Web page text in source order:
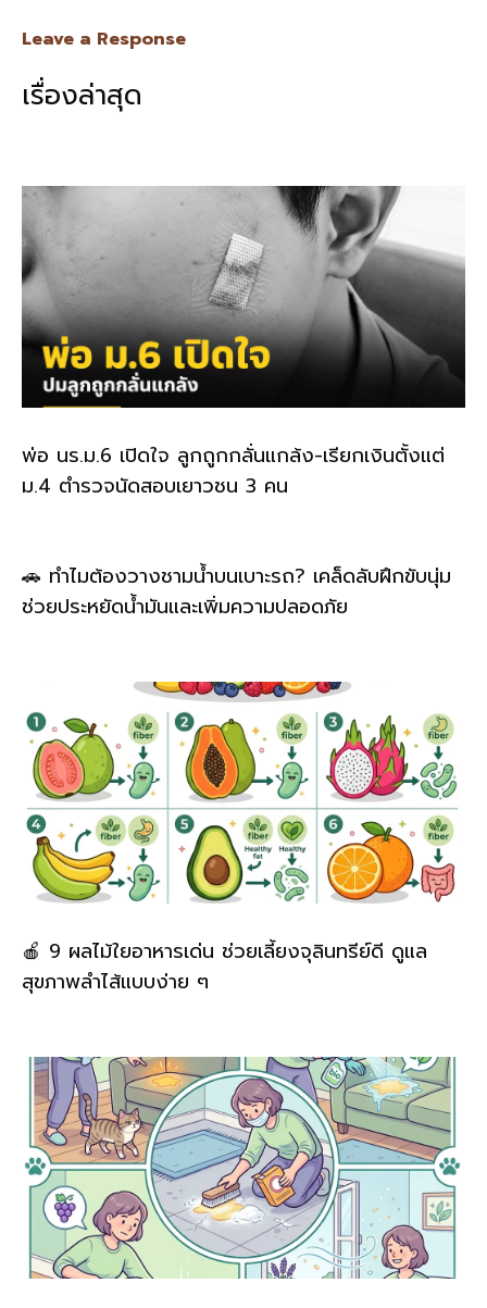
k
Leave a Response
เรื่องล่าสุด
พ่อ นร.ม.6 เปิดใจ ลูกถูกกลั่นแกล้ง-เรียกเงินตั้งแต่
ม.4 ตำรวจนัดสอบเยาวชน 3 คน
🚗 ทำไมต้องวางชามน้ำบนเบาะรถ? เคล็ดลับฝึกขับนุ่ม
ช่วยประหยัดน้ำมันและเพิ่มความปลอดภัย
🍎 9 ผลไม้ใยอาหารเด่น ช่วยเลี้ยงจุลินทรีย์ดี ดูแล
สุขภาพลำไส้แบบง่าย ๆ